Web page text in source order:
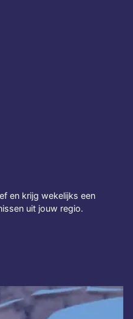
en krijg wekelijks een
uit jouw regio.